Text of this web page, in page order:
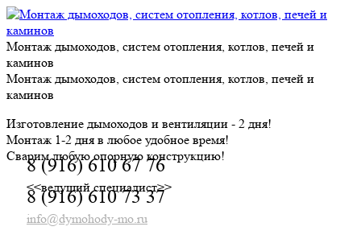
Skip
to
content
Монтаж дымоходов, систем отопления, котлов, печей и
каминов
Монтаж дымоходов, систем отопления, котлов, печей и
каминов
Изготовление дымоходов и вентиляции - 2 дня!
Монтаж 1-2 дня в любое удобное время!
Сварим любую опорную конструкцию!
8 (916) 610 67 76
<<ведущий специалист>>
8 (916) 610 73 37
info@dymohody-mo.ru